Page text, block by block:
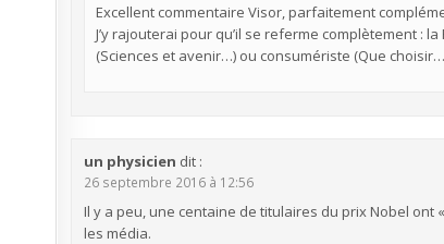
Excellent commentaire Visor, parfaitement
J’y rajouterai pour qu’il se referme complètement :
(Sciences et avenir…) ou consumériste (Que
un physicien dit :
26 septembre 2016 à 12:56
Il y a peu, une centaine de titulaires du prix Nobel
les média.